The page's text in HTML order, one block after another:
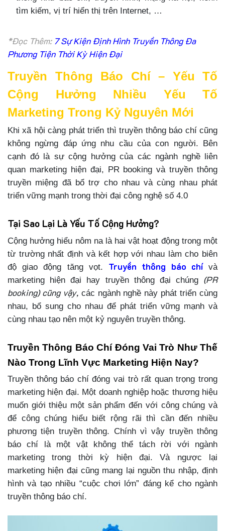
tìm kiếm, vị trí hiển thị trên Internet, …
*Đọc Thêm: 7 Sự Kiện Định Hình Truyền Thông Đa
Phương Tiện Thời Kỳ Hiện Đại
Truyền Thông Báo Chí – Yếu Tố
Cộng Hưởng Nhiều Yếu Tố
Marketing Trong Kỷ Nguyên Mới
Khi xã hội càng phát triển thì truyền thông báo chí cũng
không ngừng đáp ứng nhu cầu của con người. Bên
cạnh đó là sự cộng hưởng của các ngành nghề liên
quan marketing hiện đại, PR booking và truyền thông
truyền miệng đã bổ trợ cho nhau và cùng nhau phát
triển vững mạnh trong thời đại công nghệ số 4.0
Tại Sao Lại Là Yếu Tố Cộng Hưởng?
Cộng hưởng hiểu nôm na là hai vật hoạt động trong một
từ trường nhất định và kết hợp với nhau làm cho biên
độ giao động tăng vọt. Truyền thông báo chívà
marketing hiện đại hay truyền thông đại chúng (PR
booking) cũng vậy,các ngành nghề này phát triển cùng
nhau, bổ sung cho nhau để phát triển vững mạnh và
cùng nhau tạo nên một kỷ nguyên truyền thông.
Truyền Thông Báo Chí Đóng Vai Trò Như Thế
Nào Trong Lĩnh Vực Marketing Hiện Nay?
Truyền thông báo chí đóng vai trò rất quan trọng trong
marketing hiện đại. Một doanh nghiệp hoặc thương hiệu
muốn giới thiệu một sản phẩm đến với công chúng và
để công chúng hiểu biết rộng rãi thì cần đến nhiều
phương tiện truyền thông. Chính vì vậy truyền thông
báo chí là một vật không thể tách rời với ngành
marketing trong thời kỳ hiện đại. Và ngược lại
marketing hiện đại cũng mang lại nguồn thu nhập, định
hình và tạo nhiều “cuộc chơi lớn” đáng kể cho ngành
truyền thông báo chí.